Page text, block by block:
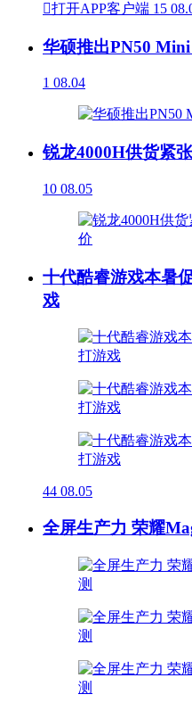
打开APP客户端 15
华硕推出PN50
1 08.04
锐龙4000H供货紧
10 08.05
十代酷睿游戏本暑
戏
44 08.05
全屏生产力 荣耀